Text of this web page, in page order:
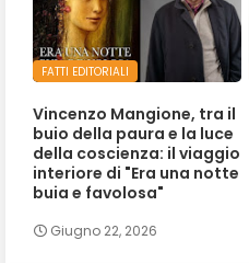
FATTI EDITORIALI
Vincenzo Mangione, tra il
buio della paura e la luce
della coscienza: il viaggio
interiore di "Era una notte
buia e favolosa"
Giugno 22, 2026